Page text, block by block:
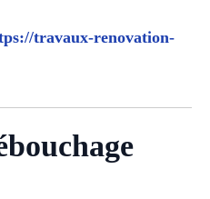
travaux-renovation-